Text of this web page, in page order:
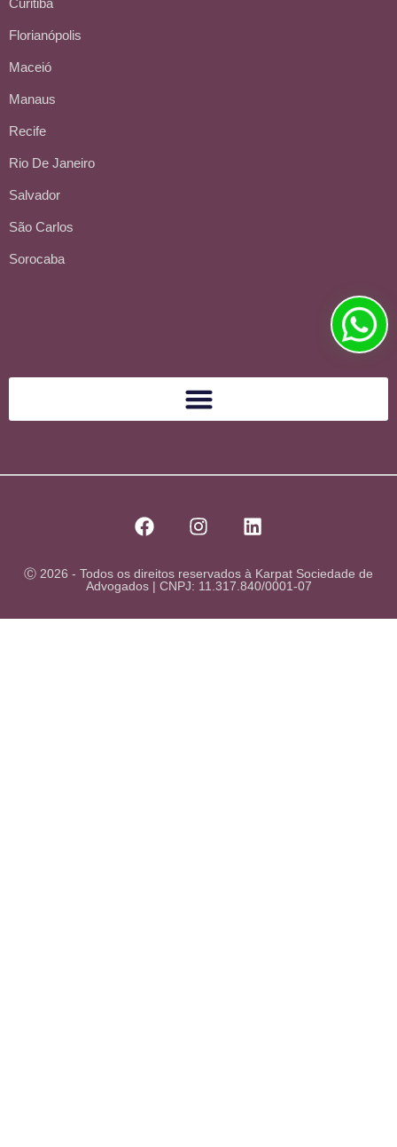
Florianópolis
Maceió
Manaus
Recife
Rio De Janeiro
Salvador
São Carlos
Sorocaba
Ⓒ 2026 - Todos os direitos reservados à Karpat Sociedade de
Advogados | CNPJ: 11.317.840/0001-07